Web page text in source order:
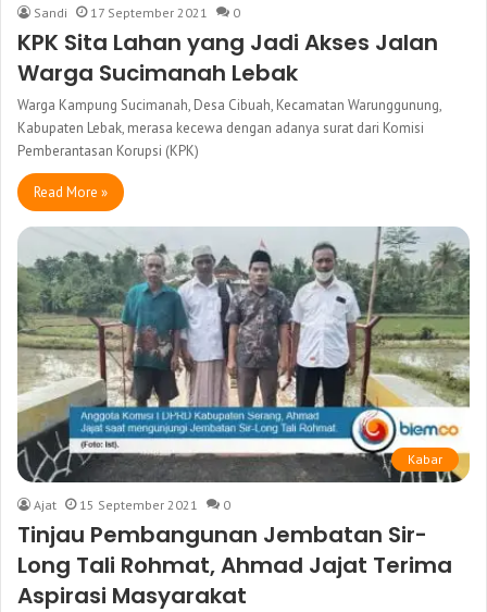
Sandi 17 September 2021 0
KPK Sita Lahan yang Jadi Akses Jalan
Warga Sucimanah Lebak
Warga Kampung Sucimanah, Desa Cibuah, Kecamatan Warunggunung,
Kabupaten Lebak, merasa kecewa dengan adanya surat dari Komisi
Pemberantasan Korupsi (KPK)
Read More »
Kabar
Ajat 15 September 2021 0
Tinjau Pembangunan Jembatan Sir-
Long Tali Rohmat, Ahmad Jajat Terima
Aspirasi Masyarakat